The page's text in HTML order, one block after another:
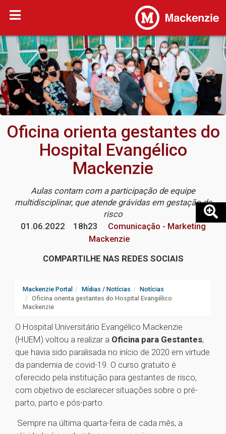
Oficina orienta gestantes do
Hospital Evangélico
Mackenzie
Aulas contam com a participação de equipe
multidisciplinar, que atende grávidas em gestação de
risco
01.06.2022
18h23
Comunicação - Marketing
Mackenzie
COMPARTILHE NAS REDES SOCIAIS
Mackenzie Portal Mídias / Notícias
Notícias
Oficina orienta gestantes do Hospital Evangélico
Mackenzie
O Hospital Universitário Evangélico Mackenzie
(HUEM) voltou a realizar a Oficina para Gestantes,
que havia sido paralisada no início de 2020 em virtude
da pandemia de covid-19. O curso gratuito é
oferecido pela instituição para gestantes de risco,
com objetivo de esclarecer situações sobre o pré-
parto, parto e pós-parto.
Sempre na última quarta-feira de cada mês, a